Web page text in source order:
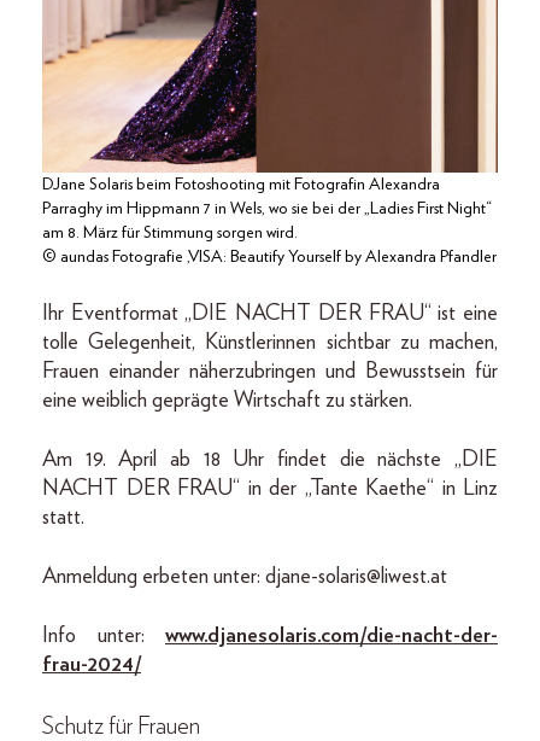
DJane Solaris beim Fotoshooting mit Fotografin Alexandra
Parraghy im Hippmann 7 in Wels, wo sie bei der „Ladies First Night“
am 8. März für Stimmung sorgen wird.
© aundas Fotografie ,VISA: Beautify Yourself by Alexandra Pfandler
Ihr Eventformat „DIE NACHT DER FRAU“ ist eine
tolle Gelegenheit, Künstlerinnen sichtbar zu machen,
Frauen einander näherzubringen und Bewusstsein für
eine weiblich geprägte Wirtschaft zu stärken.
Am 19. April ab 18 Uhr findet die nächste „DIE
NACHT DER FRAU“ in der „Tante Kaethe“ in Linz
statt.
Anmeldung erbeten unter: djane-solaris@liwest.at
Info unter: www.djanesolaris.com/die-nacht-der-
frau-2024/
Schutz für Frauen